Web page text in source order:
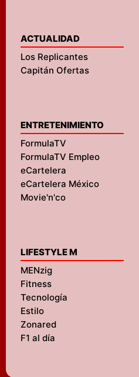
ACTUALIDAD
Los Replicantes
Capitán Ofertas
ENTRETENIMIENTO
FormulaTV
FormulaTV Empleo
eCartelera
eCartelera México
Movie'n'co
LIFESTYLE M
MENzig
Fitness
Tecnología
Estilo
Zonared
F1 al día